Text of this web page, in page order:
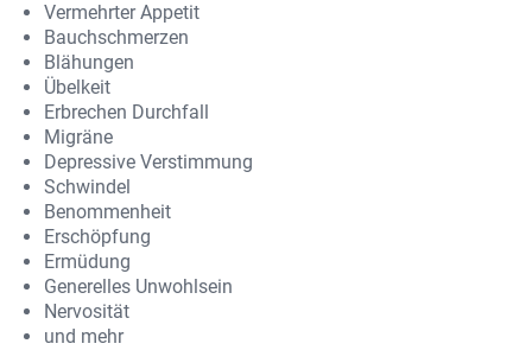
Vermehrter Appetit
Bauchschmerzen
Blähungen
Übelkeit
Erbrechen Durchfall
Migräne
Depressive Verstimmung
Schwindel
Benommenheit
Erschöpfung
Ermüdung
Generelles Unwohlsein
Nervosität
und mehr